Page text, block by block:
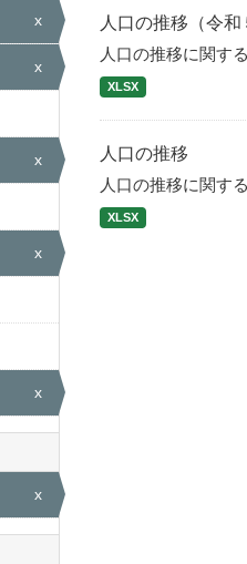
x
x
x
x
x
x
人口の推移（令和
人口の推移に関す
XLSX
人口の推移
人口の推移に関す
XLSX